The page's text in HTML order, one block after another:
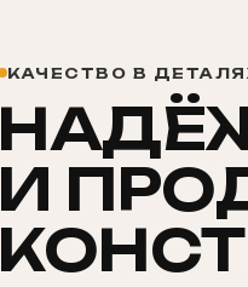
КАЧЕСТВО В
И